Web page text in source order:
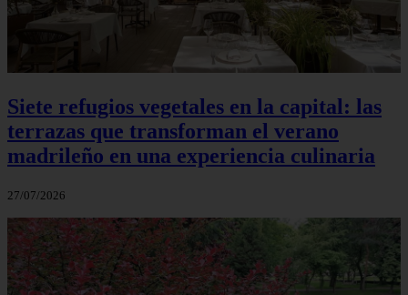
Siete refugios vegetales en la capital: las
terrazas que transforman el verano
madrileño en una experiencia culinaria
27/07/2026